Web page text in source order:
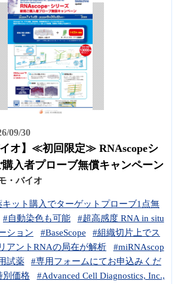
09/30
イオ】≪初回限定≫ RNAscopeシ
購入者プローブ無償キャンペーン
・バイオ
キット購入でターゲットプローブ1点無
#自動染色も可能
#超高感度 RNA in situ
ション
#BaseScope
#組織切片上でス
アントRNAの局在が解析
#miRNAscop
試薬
#専用フォームにてお申込みくだ
別価格
#Advanced Cell Diagnostics, Inc.,